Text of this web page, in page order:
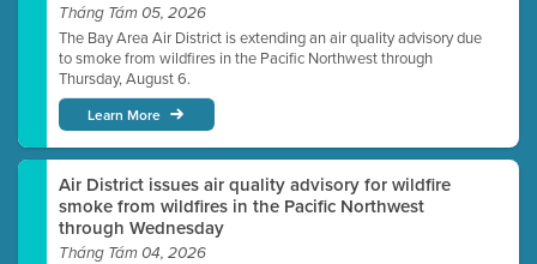
Tháng Tám 05, 2026
The Bay Area Air District is extending an air quality advisory due
to smoke from wildfires in the Pacific Northwest through
Thursday, August 6.
Learn More
Air District issues air quality advisory for wildfire
smoke from wildfires in the Pacific Northwest
through Wednesday
Tháng Tám 04, 2026